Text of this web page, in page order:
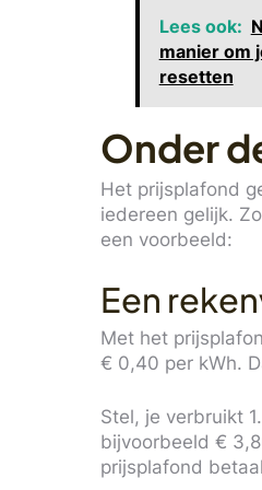
Lees ook:
manier om
resetten
Onder
Het prijsplafond
iedereen gelijk.
een voorbeeld:
Een
Met het
€ 0,40 per kWh.
Stel, je verbruikt
bijvoorbeeld €
prijsplafond